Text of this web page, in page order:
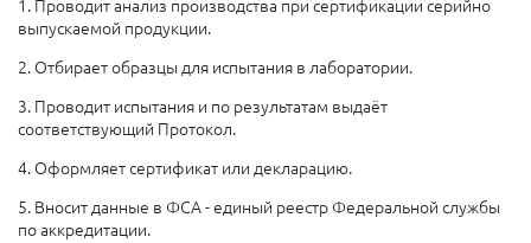
1. Проводит анализ производства при сертификации серийно
выпускаемой продукции.
2. Отбирает образцы для испытания в лаборатории.
3. Проводит испытания и по результатам выдаёт
соответствующий Протокол.
4. Оформляет сертификат или декларацию.
5. Вносит данные в ФСА - единый реестр Федеральной службы
по аккредитации.